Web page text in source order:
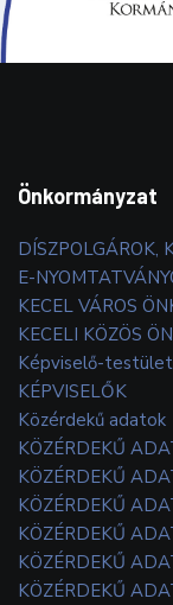
Önkormányzat
DÍSZPOLGÁROK,
E-
KECEL VÁROS
KECELI KÖZÖS
Képviselő-
KÉPVISELŐK
Közérdekű adatok
KÖZÉRDEKŰ
KÖZÉRDEKŰ
KÖZÉRDEKŰ
KÖZÉRDEKŰ
KÖZÉRDEKŰ
KÖZÉRDEKŰ